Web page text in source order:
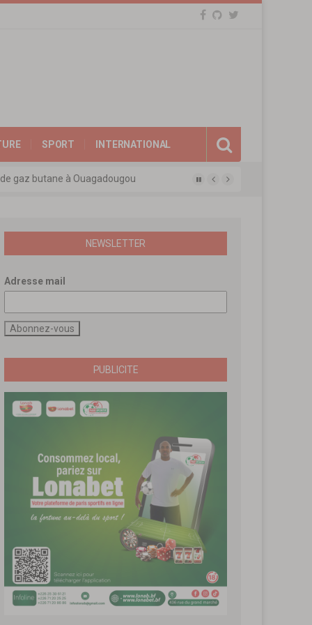
SPORT INTERNATIONAL
gaz butane à Ouagadougou
révolutionnaires
NEWSLETTER
Adresse mail
PUBLICITE